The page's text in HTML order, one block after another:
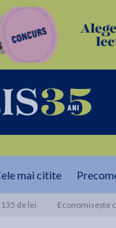
mai citite
de lei Economisește